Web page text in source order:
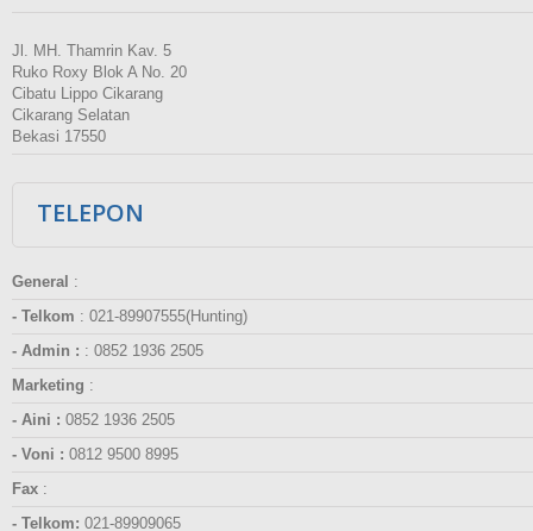
Jl. MH. Thamrin Kav. 5
Ruko Roxy Blok A No. 20
Cibatu Lippo Cikarang
Cikarang Selatan
Bekasi 17550
TELEPON
General :
- Telkom : 021-89907555(Hunting)
- Admin : : 0852 1936 2505
Marketing :
- Aini : 0852 1936 2505
- Voni : 0812 9500 8995
Fax :
- Telkom: 021-89909065